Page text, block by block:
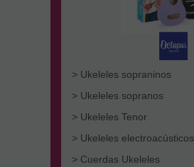
> Ukeleles sopraninos
> Ukeleles sopranos
> Ukeleles Tenor
> Ukeleles electroacústicos
> Cuerdas Ukeleles